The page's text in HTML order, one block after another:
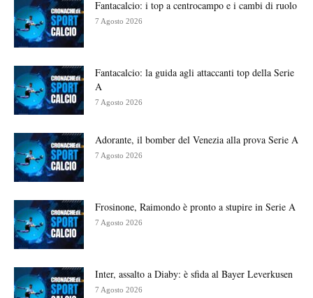
Fantacalcio: i top a centrocampo e i cambi di ruolo
7 Agosto 2026
Fantacalcio: la guida agli attaccanti top della Serie
A
7 Agosto 2026
Adorante, il bomber del Venezia alla prova Serie A
7 Agosto 2026
Frosinone, Raimondo è pronto a stupire in Serie A
7 Agosto 2026
Inter, assalto a Diaby: è sfida al Bayer Leverkusen
7 Agosto 2026